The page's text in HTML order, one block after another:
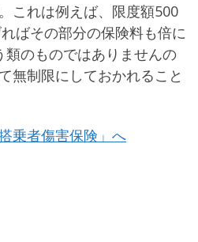
これは例えば、限度額500
ばその部分の保険料も倍に
のものではありませんの
無制限にしておかれること
乗者傷害保険」へ